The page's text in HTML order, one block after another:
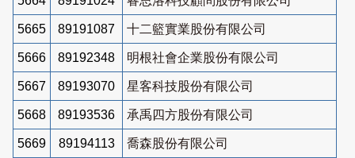
5665 89191087 十二籃實業股份有限公司
5666 89192348 明根社會企業股份有限公司
5667 89193070 星客科技股份有限公司
5668 89193536 承禹四方股份有限公司
5669 89194113 喬森股份有限公司